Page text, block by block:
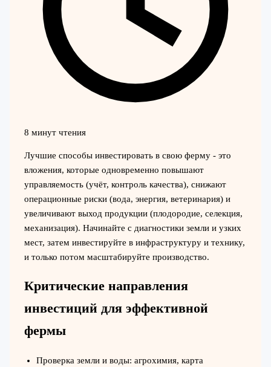
8 минут чтения
Лучшие способы инвестировать в свою ферму - это
вложения, которые одновременно повышают
управляемость (учёт, контроль качества), снижают
операционные риски (вода, энергия, ветеринария) и
увеличивают выход продукции (плодородие, селекция,
механизация). Начинайте с диагностики земли и узких
мест, затем инвестируйте в инфраструктуру и технику,
и только потом масштабируйте производство.
Критические направления
инвестиций для эффективной
фермы
Проверка земли и воды: агрохимия, карта